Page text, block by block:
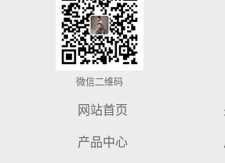
微信二维码
网站首页
产品中心